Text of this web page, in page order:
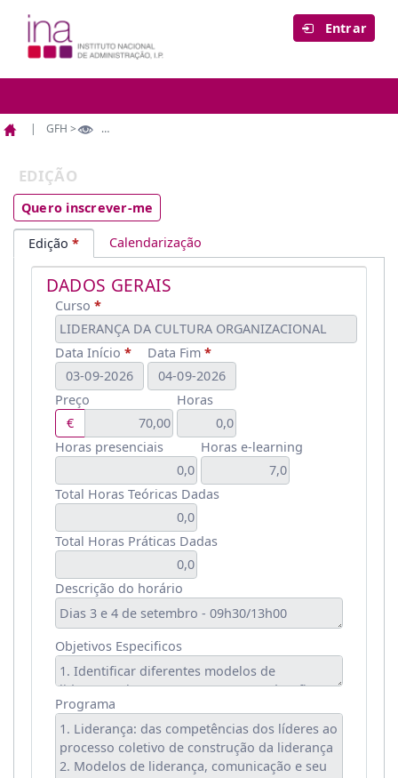
Entrar
GFH >
Edição
EDIÇÃO
Quero inscrever-me
Edição Calendarização
DADOS GERAIS
Curso
LIDERANÇA DA CULTURA ORGANIZACIONAL
Data Início
Data Fim
Preço
€
Horas
Horas presenciais Horas e-learning
Total Horas Teóricas Dadas
Total Horas Práticas Dadas
Descrição do horário
Objetivos Especificos
Programa